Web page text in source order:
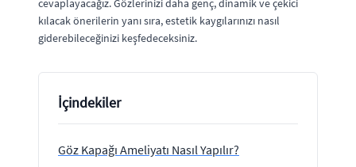
cevaplayacağız. Gözlerinizi daha genç, dinamik ve çekici
kılacak önerilerin yanı sıra, estetik kaygılarınızı nasıl
giderebileceğinizi keşfedeceksiniz.
İçindekiler
Göz Kapağı Ameliyatı Nasıl Yapılır?